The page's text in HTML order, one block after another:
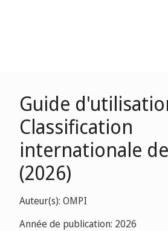
Guide
Classification
internationale
(2026)
Auteur(s): OMPI
Année de publication: 2026